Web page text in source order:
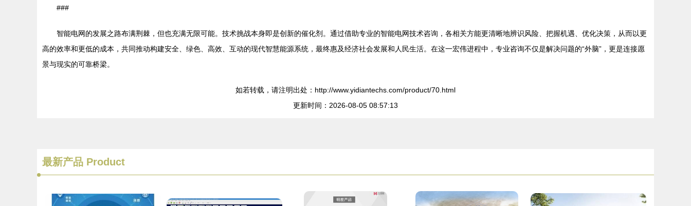
###
智能电网的发展之路布满荆棘，但也充满无限可能。技术挑战本身即是创新的催化剂。通过借助专业的智能电网技术咨询，各相关方能更清晰地辨识风险、把握机遇、优化决策，从而以更
高的效率和更低的成本，共同推动构建安全、绿色、高效、互动的现代智慧能源系统，最终惠及经济社会发展和人民生活。在这一宏伟进程中，专业咨询不仅是解决问题的“外脑”，更是连接愿
景与现实的可靠桥梁。
如若转载，请注明出处：http://www.yidiantechs.com/product/70.html
更新时间：2026-08-05 08:57:13
最新产品 Product